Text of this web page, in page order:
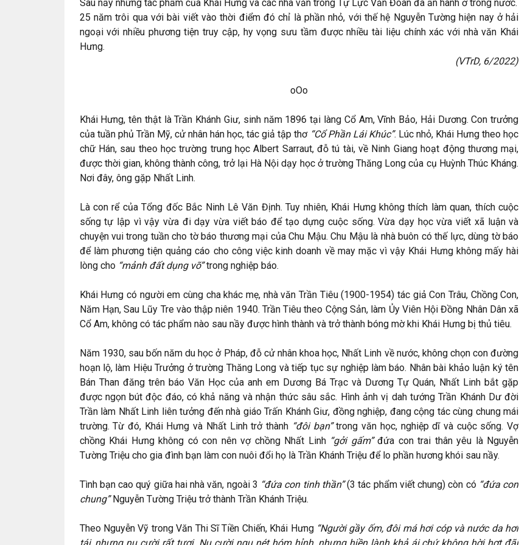
Sau nầy những tác phẩm của Khái Hưng và các nhà văn trong Tự Lực Văn Đoàn đã ấn hành ở trong nước.
25 năm trôi qua với bài viết vào thời điểm đó chỉ là phần nhỏ, với thế hệ Nguyễn Tường hiện nay ở hải
ngoại với nhiều phương tiện truy cập, hy vọng sưu tầm được nhiều tài liệu chính xác với nhà văn Khái
Hưng.
(VTrD, 6/2022)
oOo
Khái Hưng, tên thật là Trần Khánh Giư, sinh năm 1896 tại làng Cổ Am, Vĩnh Bảo, Hải Dương. Con trưởng
của tuần phủ Trần Mỹ, cử nhân hán học, tác giả tập thơ “Cổ Phần Lái Khúc”. Lúc nhỏ, Khái Hưng theo học
chữ Hán, sau theo học trường trung học Albert Sarraut, đỗ tú tài, về Ninh Giang hoạt động thương mại,
được thời gian, không thành công, trở lại Hà Nội dạy học ở trường Thăng Long của cụ Huỳnh Thúc Kháng.
Nơi đây, ông gặp Nhất Linh.
Là con rể của Tổng đốc Bắc Ninh Lê Văn Định. Tuy nhiên, Khái Hưng không thích làm quan, thích cuộc
sống tự lập vì vậy vừa đi dạy vừa viết báo để tạo dựng cuộc sống. Vừa dạy học vừa viết xã luận và
chuyện vui trong tuần cho tờ báo thương mại của Chu Mậu. Chu Mậu là nhà buôn có thế lực, dùng tờ báo
để làm phương tiện quảng cáo cho công việc kinh doanh về may mặc vì vậy Khái Hưng không mấy hài
lòng cho “mảnh đất dụng võ”trong nghiệp báo.
Khái Hưng có người em cùng cha khác mẹ, nhà văn Trần Tiêu (1900-1954) tác giả Con Trâu, Chồng Con,
Năm Hạn, Sau Lũy Tre vào thập niên 1940. Trần Tiêu theo Cộng Sản, làm Ủy Viên Hội Đồng Nhân Dân xã
Cổ Am, không có tác phẩm nào sau nầy được hình thành và trở thành bóng mờ khi Khái Hưng bị thủ tiêu.
Năm 1930, sau bốn năm du học ở Pháp, đỗ cử nhân khoa học, Nhất Linh về nước, không chọn con đường
hoạn lộ, làm Hiệu Trưởng ở trường Thăng Long và tiếp tục sự nghiệp làm báo. Nhân bài khảo luận ký tên
Bán Than đăng trên báo Văn Học của anh em Dương Bá Trạc và Dương Tự Quán, Nhất Linh bắt gặp
được ngọn bút độc đáo, có khả năng và nhận thức sâu sắc. Hình ảnh vị dah tướng Trần Khánh Dư đời
Trần làm Nhất Linh liên tưởng đến nhà giáo Trấn Khánh Giư, đồng nghiệp, đang cộng tác cùng chung mái
trường. Từ đó, Khái Hưng và Nhất Linh trở thành “đôi bạn”trong văn học, nghiệp dĩ và cuộc sống. Vợ
chồng Khái Hưng không có con nên vợ chồng Nhất Linh “gởi gấm”đứa con trai thân yêu là Nguyễn
Tường Triệu cho gia đình bạn làm con nuôi đổi họ là Trần Khánh Triệu để lo phần hương khói sau nầy.
Tình bạn cao quý giữa hai nhà văn, ngoài 3 “đứa con tinh thần”(3 tác phẩm viết chung) còn có “đứa con
chung”Nguyễn Tường Triệu trở thành Trần Khánh Triệu.
Theo Nguyễn Vỹ trong Văn Thi Sĩ Tiền Chiến, Khái Hưng “Người gầy ốm, đôi má hơi cóp và nước da hơi